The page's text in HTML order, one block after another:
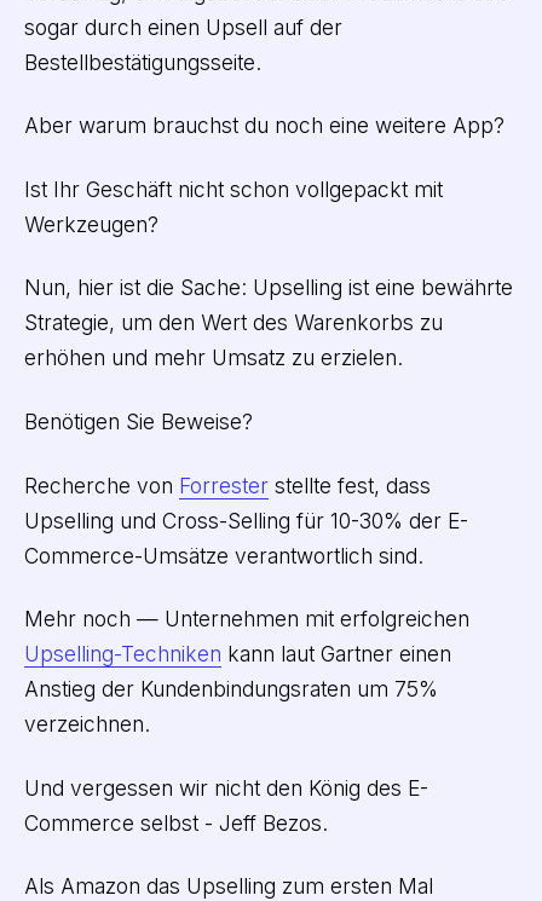
sogar durch einen Upsell auf der
Bestellbestätigungsseite.
Aber warum brauchst du noch eine weitere App?
Ist Ihr Geschäft nicht schon vollgepackt mit
Werkzeugen?
Nun, hier ist die Sache: Upselling ist eine bewährte
Strategie, um den Wert des Warenkorbs zu
erhöhen und mehr Umsatz zu erzielen.
Benötigen Sie Beweise?
Recherche von Forresterstellte fest, dass
Upselling und Cross-Selling für 10-30% der E-
Commerce-Umsätze verantwortlich sind.
Mehr noch — Unternehmen mit erfolgreichen
Upselling-Techniken kann laut Gartner einen
Anstieg der Kundenbindungsraten um 75%
verzeichnen.
Und vergessen wir nicht den König des E-
Commerce selbst - Jeff Bezos.
Als Amazon das Upselling zum ersten Mal